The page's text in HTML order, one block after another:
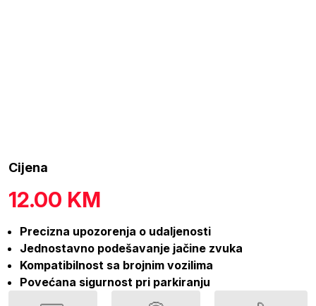
Cijena
12.00 KM
Precizna upozorenja o udaljenosti
Jednostavno podešavanje jačine zvuka
Kompatibilnost sa brojnim vozilima
Povećana sigurnost pri parkiranju